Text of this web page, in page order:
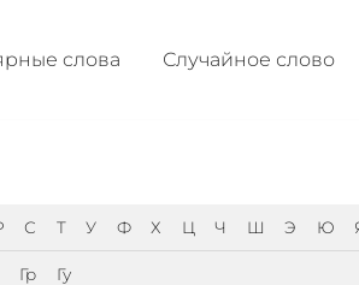
cлова Случайное слово
С Т У Ф Х Ц Ч Ш Э Ю
Гр Гу